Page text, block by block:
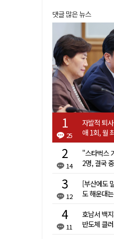
댓글 많은 뉴스
25
자발적 퇴
애 1회, 월
14
"스타벅스
2명, 결국
12
[부산에도
도 해운대
11
호남서 백
반도체 클